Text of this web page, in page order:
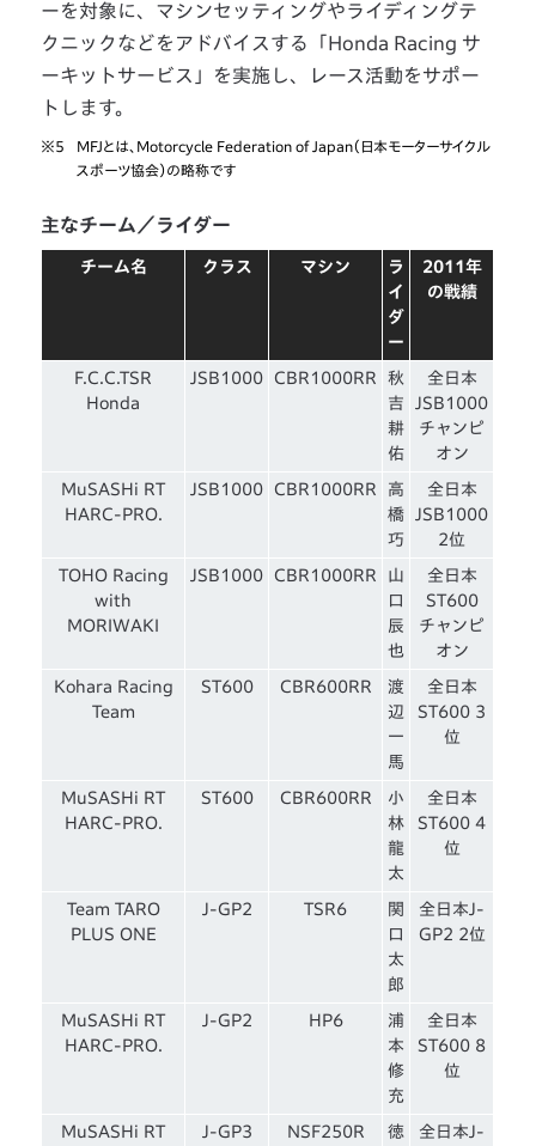
ーを対象に、マシンセッティングやライディングテ
クニックなどをアドバイスする「Honda Racing サ
ーキットサービス」を実施し、レース活動をサポー
トします。
※5
MFJとは、Motorcycle Federation of Japan（日本モーターサイクル
スポーツ協会）の略称です
主なチーム／ライダー
チーム名 クラス マシン
ラ
イ
ダ
ー
2011年
の戦績
F.C.C.TSR
Honda
JSB1000 CBR1000RR
秋
吉
耕
佑
全日本
JSB1000
チャンピ
オン
MuSASHi RT
HARC-PRO.
JSB1000 CBR1000RR
高
橋
巧
全日本
JSB1000
2位
TOHO Racing
with
MORIWAKI
JSB1000 CBR1000RR
山
口
辰
也
全日本
ST600
チャンピ
オン
Kohara Racing
Team
ST600 CBR600RR
渡
辺
一
馬
全日本
ST600 3
位
MuSASHi RT
HARC-PRO.
ST600 CBR600RR
小
林
龍
太
全日本
ST600 4
位
Team TARO
PLUS ONE
J-GP2 TSR6
関
口
太
郎
全日本J-
GP2 2位
MuSASHi RT
HARC-PRO.
J-GP2 HP6
浦
本
修
充
全日本
ST600 8
位
MuSASHi RT
J-GP3 NSF250R
徳
全日本J-